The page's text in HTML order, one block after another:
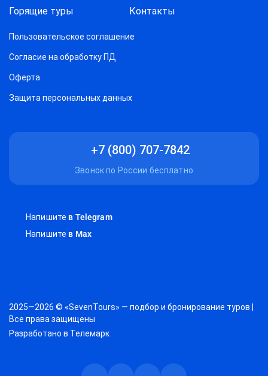
Горящие туры Контакты
Пользовательское соглашение
Согласие на обработку ПД
Оферта
Защитa персональных данных
+7 (800) 707-7842
Звонок по России бесплатно
Напишите в Telegram
Напишите в Max
2025—2026 © «SevenTours» — подбор и бронирование туров |
Все права защищены
Разработано в Телемарк
ТелеграмMax Дзен ВКонтакте